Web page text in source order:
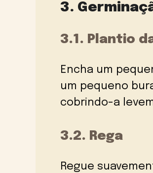
3.
3.1. Plantio
Encha um
um pequeno
cobrindo-a
3.2. Rega
Regue